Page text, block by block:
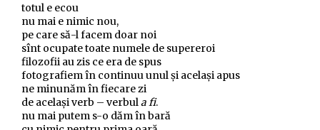
totul e ecou
nu mai e nimic nou,
pe care să-l facem doar noi
sînt ocupate toate numele de supereroi
filozofii au zis ce era de spus
fotografiem în continuu unul și același apus
ne minunăm în fiecare zi
de același verb – verbula fi.
nu mai putem s-o dăm în bară